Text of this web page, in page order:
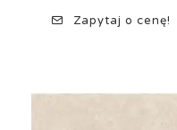
Zapytaj o cenę!